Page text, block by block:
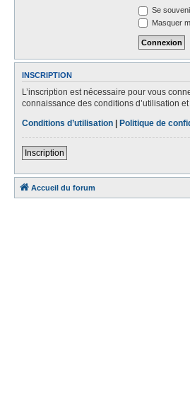
Se
Masquer
INSCRIPTION
L’inscription est nécessaire pour vous
connaissance des conditions d’utilisation
Conditions d’utilisation | Politique de
Inscription
Accueil du forum